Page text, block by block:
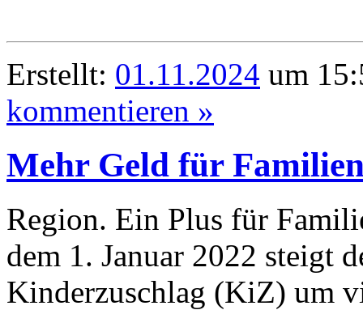
Erstellt: 01.11.2024 um
kommentieren »
Mehr Geld für
Region. Ein Plus für
dem 1. Januar 2022 steigt
Kinderzuschlag (KiZ) um